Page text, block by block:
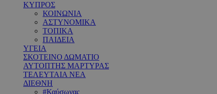
ΚΥΠΡΟΣ
ΚΟΙΝΩΝΙΑ
ΑΣΤΥΝΟΜΙΚΑ
ΤΟΠΙΚΑ
ΠΑΙΔΕΙΑ
ΥΓΕΙΑ
ΣΚΟΤΕΙΝΟ ΔΩΜΑΤΙΟ
ΑΥΤΟΠΤΗΣ ΜΑΡΤΥΡΑΣ
ΤΕΛΕΥΤΑΙΑ ΝΕΑ
ΔΙΕΘΝΗ
#Καύσωνας